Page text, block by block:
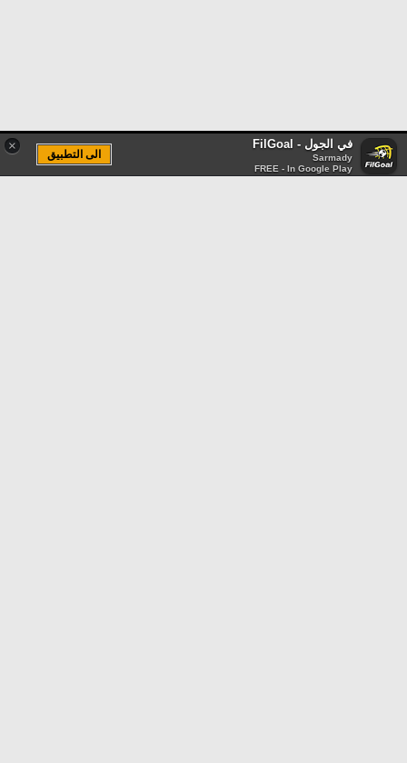
× في الجول - FilGoal
Sarmady
FREE - In Google Play
الى التطبيق